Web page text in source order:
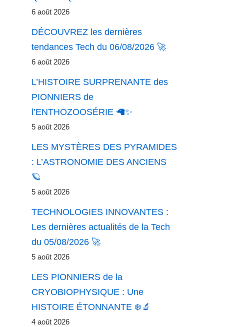
6 août 2026
DÉCOUVREZ les dernières
tendances Tech du 06/08/2026 🚀
6 août 2026
L’HISTOIRE SURPRENANTE des
PIONNIERS de
l’ENTHOZOOSÉRIE 🦙✨
5 août 2026
LES MYSTÈRES DES PYRAMIDES
: L’ASTRONOMIE DES ANCIENS
🪐
5 août 2026
TECHNOLOGIES INNOVANTES :
Les dernières actualités de la Tech
du 05/08/2026 🚀
5 août 2026
LES PIONNIERS de la
CRYOBIOPHYSIQUE : Une
HISTOIRE ÉTONNANTE ❄️🔬
4 août 2026